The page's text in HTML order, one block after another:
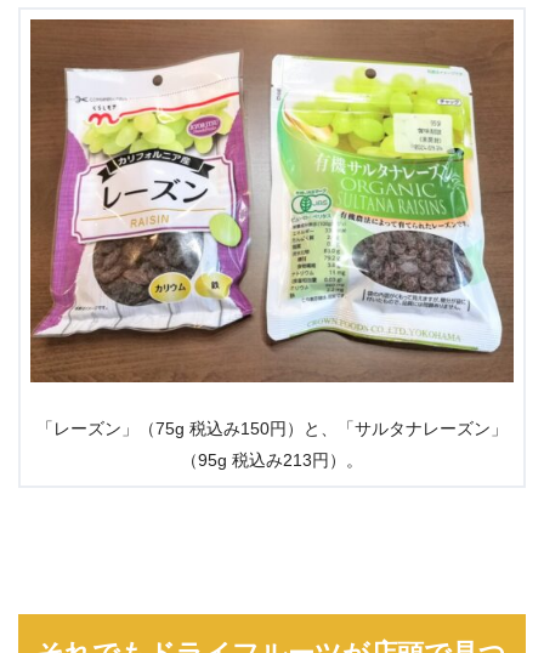
「レーズン」（75g 税込み150円）と、「サルタナレーズン」
（95g 税込み213円）。